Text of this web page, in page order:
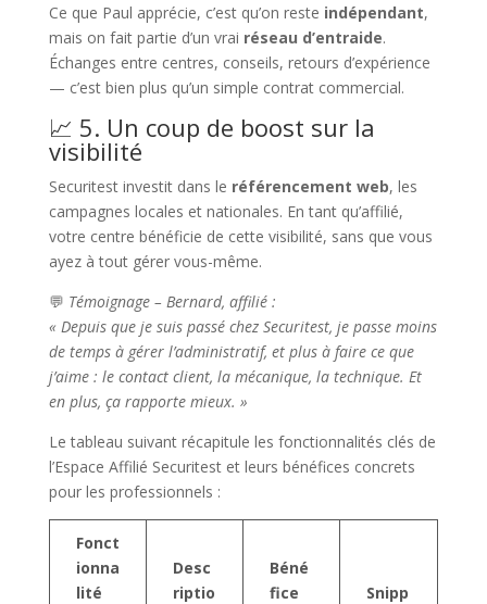
Ce que Paul apprécie, c’est qu’on reste indépendant,
mais on fait partie d’un vrai réseau d’entraide.
Échanges entre centres, conseils, retours d’expérience
— c’est bien plus qu’un simple contrat commercial.
📈 5. Un coup de boost sur la
visibilité
Securitest investit dans le référencement web, les
campagnes locales et nationales. En tant qu’affilié,
votre centre bénéficie de cette visibilité, sans que vous
ayez à tout gérer vous-même.
💬 Témoignage – Bernard, affilié :
« Depuis que je suis passé chez Securitest, je passe moins
de temps à gérer l’administratif, et plus à faire ce que
j’aime : le contact client, la mécanique, la technique. Et
en plus, ça rapporte mieux. »
Le tableau suivant récapitule les fonctionnalités clés de
l’Espace Affilié Securitest et leurs bénéfices concrets
pour les professionnels :
Fonct
ionna
lité
Desc
riptio
Béné
fice
Snipp